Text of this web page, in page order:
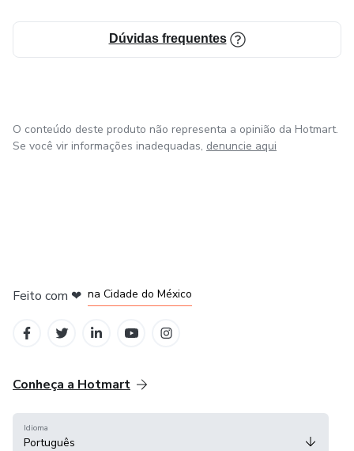
Dúvidas frequentes
O conteúdo deste produto não representa a opinião da Hotmart.
Se você vir informações inadequadas, denuncie aqui
Feito com ❤ na Cidade do México
Conheça a Hotmart
Idioma
Português